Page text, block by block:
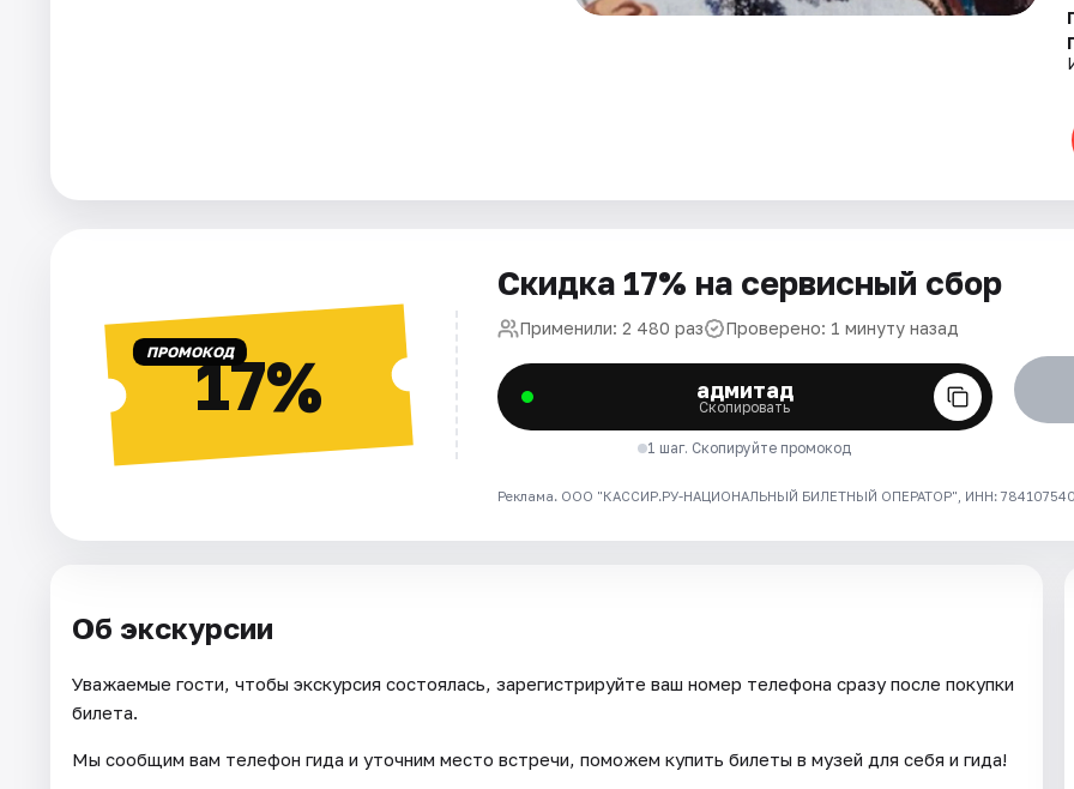
Площадки
ПРОМОКОД17%
Скидка 17% на сервисный сбор
Применили: 2 480 раз Проверено: 1 минуту назад
адмитад
Скопировать
1 шаг. Скопируйте промокод
Реклама. ООО "КАССИР.РУ-НАЦИОНАЛЬНЫЙ БИЛЕТНЫЙ ОПЕРАТОР", ИНН: 7841075409
Об экскурсии
Уважаемые гости, чтобы экскурсия состоялась, зарегистрируйте ваш номер телефона сразу после покупки
билета.
Мы сообщим вам телефон гида и уточним место встречи, поможем купить билеты в музей для себя и гида!